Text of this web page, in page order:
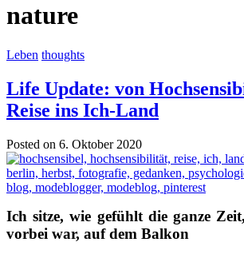
nature
Leben thoughts
Life Update: von
Reise ins Ich-Land
Posted on 6. Oktober 2020
Ich sitze, wie gefühlt die ganze
vorbei war, auf dem Balkon